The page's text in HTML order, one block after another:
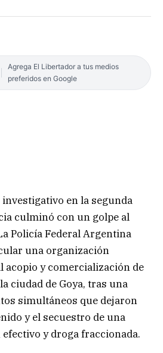
Agrega El Libertador a tus medios
preferidos en Google
en la segunda
culminó con un golpe al
Policía Federal Argentina
una organización
acopio y comercialización de
ciudad de Goya, tras una
simultáneos que dejaron
y el secuestro de una
y droga fraccionada.